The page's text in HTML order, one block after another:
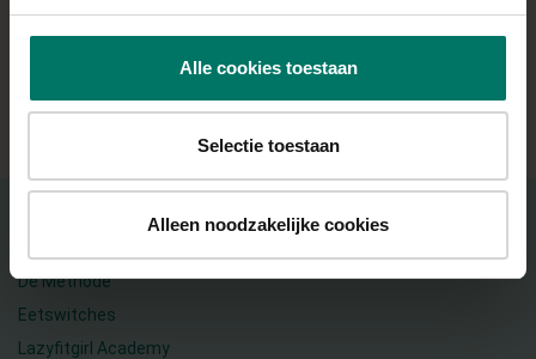
Alle cookies toestaan
Selectie toestaan
Alleen noodzakelijke cookies
ALLE RECEPTEN
De Methode
Eetswitches
Lazyfitgirl Academy